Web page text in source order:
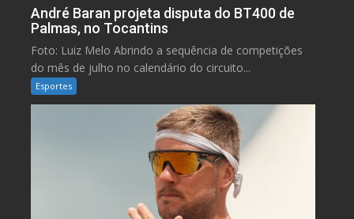
André Baran projeta disputa do BT400 de
Palmas, no Tocantins
Foto: Luiz Melo Abrindo a sequência de competições
do mês de julho no calendário do circuito...
Esportes